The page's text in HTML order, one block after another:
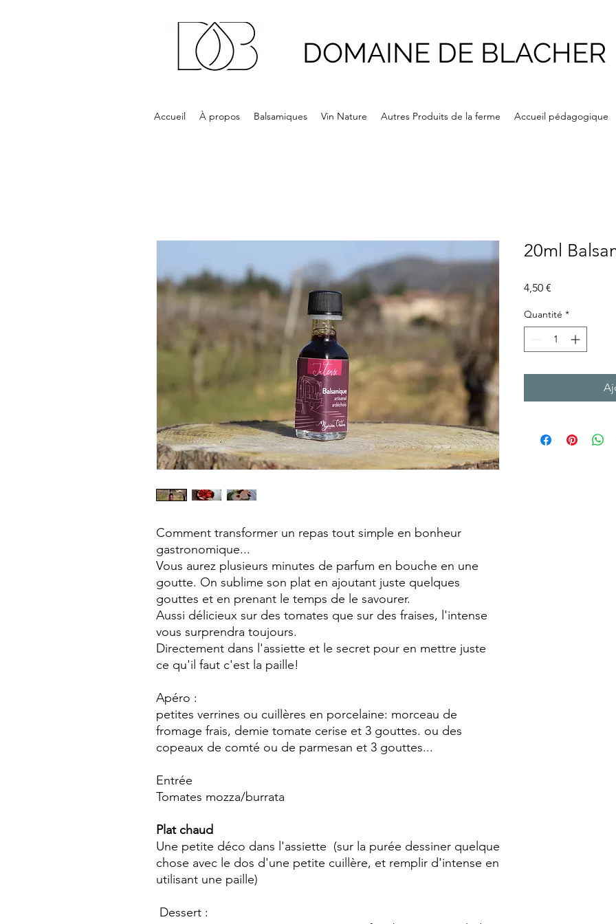
DOMAINE DE BLACHER
Accueil À propos Balsamiques Vin Nature Autres Produits de la ferme Accueil pédagogique
Comment transformer un repas tout simple en bonheur
gastronomique...
Vous aurez plusieurs minutes de parfum en bouche en une
goutte. On sublime son plat en ajoutant juste quelques
gouttes et en prenant le temps de le savourer.
Aussi délicieux sur des tomates que sur des fraises, l'intense
vous surprendra toujours.
Directement dans l'assiette et le secret pour en mettre juste
ce qu'il faut c'est la paille!
Apéro :
petites verrines ou cuillères en porcelaine: morceau de
fromage frais, demie tomate cerise et 3 gouttes. ou des
copeaux de comté ou de parmesan et 3 gouttes...
Entrée
Tomates mozza/burrata
Plat chaud
Une petite déco dans l'assiette (sur la purée dessiner quelque
chose avec le dos d'une petite cuillère, et remplir d'intense en
utilisant une paille)
Dessert :
20ml
4,50 €
Quantité *